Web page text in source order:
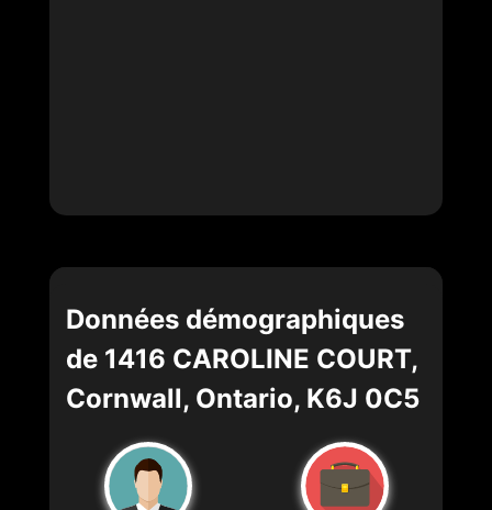
Données démographiques
de 1416 CAROLINE COURT,
Cornwall, Ontario, K6J 0C5